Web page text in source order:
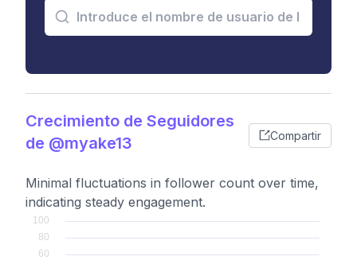
Crecimiento de Seguidores
de @myake13
Compartir
Minimal fluctuations in follower count over time,
indicating steady engagement.